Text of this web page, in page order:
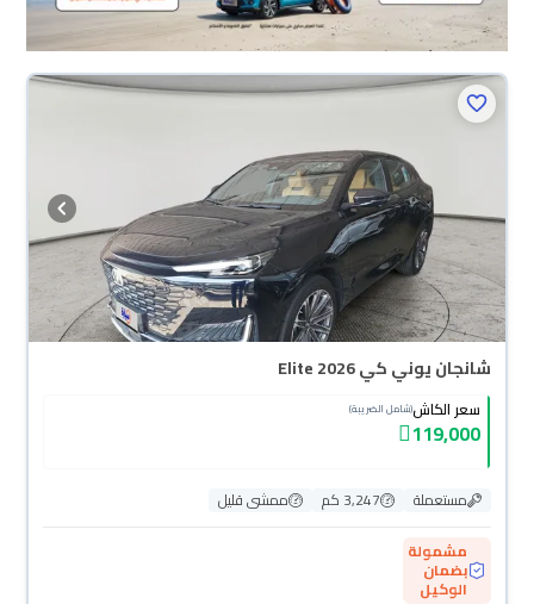
شانجان يوني كي Elite 2026
سعر الكاش(شامل الضريبة)
119,000
مستعملة 3,247 كم
ممشى قليل
مشمولة
بضمان
الوكيل